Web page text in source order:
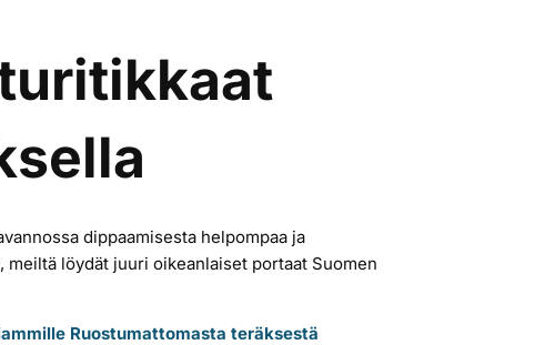
dippaamisesta helpompaa ja
löydät juuri oikeanlaiset portaat Suomen
Ruostumattomasta teräksestä